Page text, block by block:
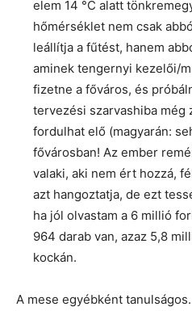
elem 14 °C alatt
hőmérséklet nem csak
leállítja a fűtést, hanem
aminek tengernyi kezelői/
fizetne a főváros, és
tervezési szarvashiba még
fordulhat elő (magyarán:
fővárosban! Az ember
valaki, aki nem ért hozzá,
azt hangoztatja, de ezt
ha jól olvastam a 6 millió
964 darab van, azaz 5,8
kockán.
A mese egyébként